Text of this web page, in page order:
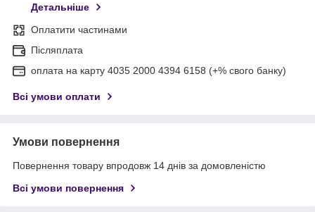
Детальніше
Оплатити частинами
Післяплата
оплата на карту 4035 2000 4394 6158 (+% свого банку)
Всі умови оплати
Умови повернення
Повернення товару впродовж 14 днів за домовленістю
Всі умови повернення